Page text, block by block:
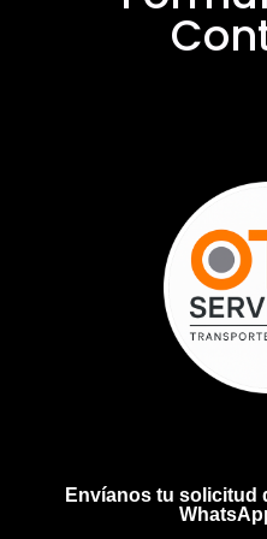
Envíanos tu solicitud